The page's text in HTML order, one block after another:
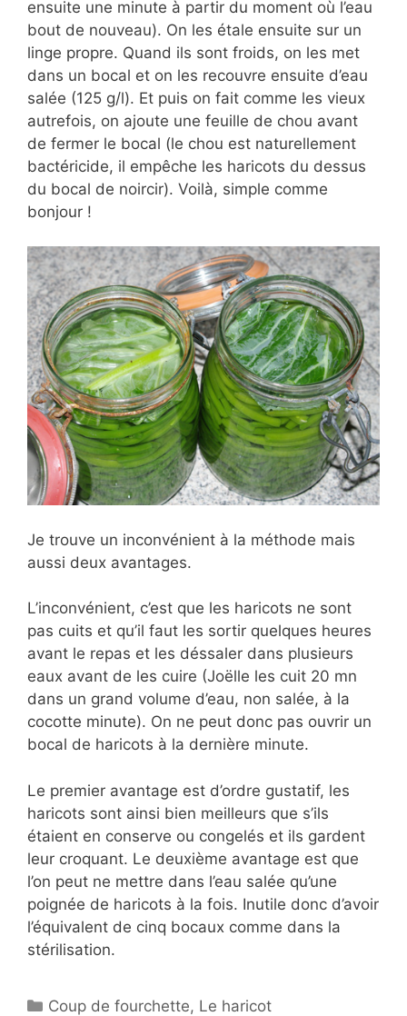
ensuite une minute à partir du moment où l’eau
bout de nouveau). On les étale ensuite sur un
linge propre. Quand ils sont froids, on les met
dans un bocal et on les recouvre ensuite d’eau
salée (125 g/l). Et puis on fait comme les vieux
autrefois, on ajoute une feuille de chou avant
de fermer le bocal (le chou est naturellement
bactéricide, il empêche les haricots du dessus
du bocal de noircir). Voilà, simple comme
bonjour !
Je trouve un inconvénient à la méthode mais
aussi deux avantages.
L’inconvénient, c’est que les haricots ne sont
pas cuits et qu’il faut les sortir quelques heures
avant le repas et les déssaler dans plusieurs
eaux avant de les cuire (Joëlle les cuit 20 mn
dans un grand volume d’eau, non salée, à la
cocotte minute). On ne peut donc pas ouvrir un
bocal de haricots à la dernière minute.
Le premier avantage est d’ordre gustatif, les
haricots sont ainsi bien meilleurs que s’ils
étaient en conserve ou congelés et ils gardent
leur croquant. Le deuxième avantage est que
l’on peut ne mettre dans l’eau salée qu’une
poignée de haricots à la fois. Inutile donc d’avoir
l’équivalent de cinq bocaux comme dans la
stérilisation.
Catégories
Coup de fourchette, Le haricot